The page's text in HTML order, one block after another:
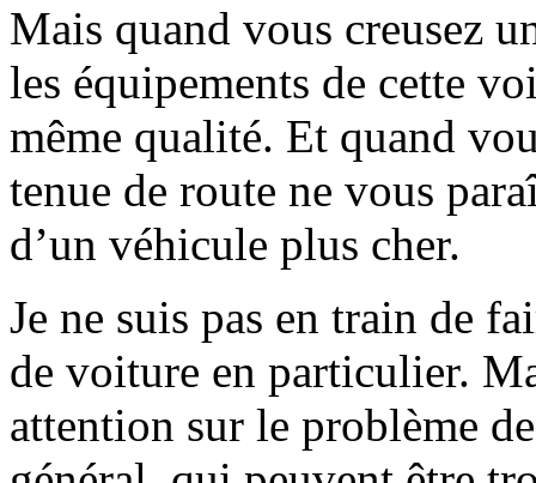
Mais quand vous creusez
les équipements de cette
même qualité. Et quand
tenue de route ne vous
d’un véhicule plus cher.
Je ne suis pas en train de
de voiture en particulier.
attention sur le problème